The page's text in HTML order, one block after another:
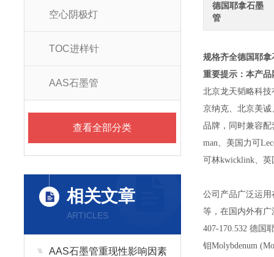
空心阴极灯
TOC进样针
AAS石墨管
查看全部分类
相关文章
ARTICLES
AAS石墨管重现性影响因素
德国耶拿石墨
管
规格齐全德国耶拿
重要提示：本产
北京龙天韬略科
京纳克、北京美
品牌，同时兼容
man、美国力可
可林kwicklink、英
公司产品广泛运
等，在国内外有
407-170.532德国
钼Molybdenum